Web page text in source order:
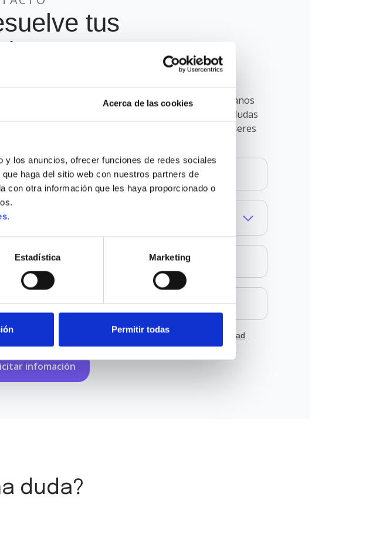
Acerca de las cookies
los anuncios, ofrecer funciones de redes sociales
haga del sitio web con nuestros partners de
con otra información que les haya proporcionado o
Estadística Marketing
Permitir todas
tus
con nuestro
que te sientas acompañado en este proceso. Déjanos
y nuestro equipo te ayudará a resolver todas tus dudas
puedas tomar la mejor decisión para ti o para tus seres
que necesitas
y acepto los términos y condicionesy lapolítica de privacidad
duda?